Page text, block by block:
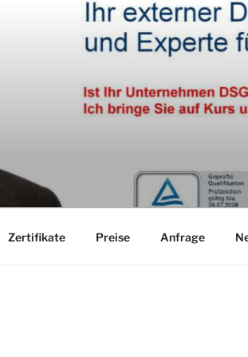
Zertifikate Preise Anfrage